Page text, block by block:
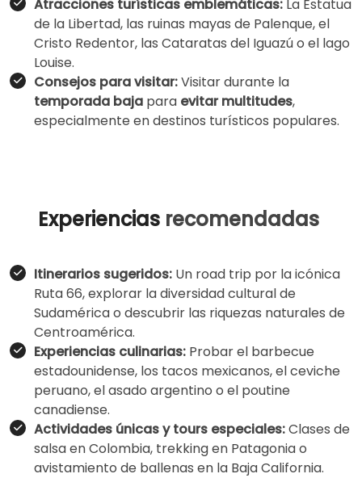
Atracciones turísticas emblemáticas: La Estatua
de la Libertad, las ruinas mayas de Palenque, el
Cristo Redentor, las Cataratas del Iguazú o el lago
Louise.
Consejos para visitar:Visitar durante la
temporada baja para evitar multitudes,
especialmente en destinos turísticos populares.
Experiencias recomendadas
Itinerarios sugeridos: Un road trip por la icónica
Ruta 66, explorar la diversidad cultural de
Sudamérica o descubrir las riquezas naturales de
Centroamérica.
Experiencias culinarias: Probar el barbecue
estadounidense, los tacos mexicanos, el ceviche
peruano, el asado argentino o el poutine
canadiense.
Actividades únicas y tours especiales:Clases de
salsa en Colombia, trekking en Patagonia o
avistamiento de ballenas en la Baja California.